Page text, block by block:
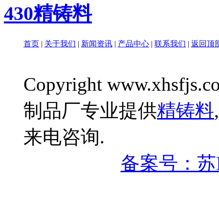
430精铸料
首页 | 关于我们 | 新闻资讯 | 产品中心 | 联系我们 | 返回顶
Copyright
制品厂专业提供精铸料,
来电咨询.
备案号：苏